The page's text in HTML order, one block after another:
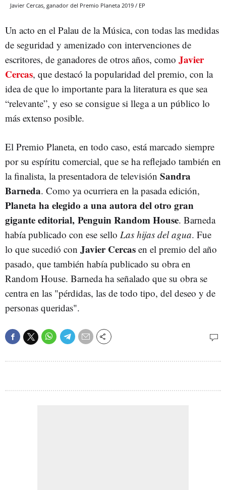
Javier Cercas, ganador del Premio Planeta 2019 / EP
Un acto en el Palau de la Música, con todas las medidas
de seguridad y amenizado con intervenciones de
escritores, de ganadores de otros años, como Javier
Cercas, que destacó la popularidad del premio, con la
idea de que lo importante para la literatura es que sea
“relevante”, y eso se consigue si llega a un público lo
más extenso posible.
El Premio Planeta, en todo caso, está marcado siempre
por su espíritu comercial, que se ha reflejado también en
la finalista, la presentadora de televisión Sandra
Barneda. Como ya ocurriera en la pasada edición,
Planeta ha elegido a una autora del otro gran
gigante editorial, Penguin Random House. Barneda
había publicado con ese sello Las hijas del agua. Fue
lo que sucedió con Javier Cercas en el premio del año
pasado, que también había publicado su obra en
Random House. Barneda ha señalado que su obra se
centra en las "pérdidas, las de todo tipo, del deseo y de
personas queridas".